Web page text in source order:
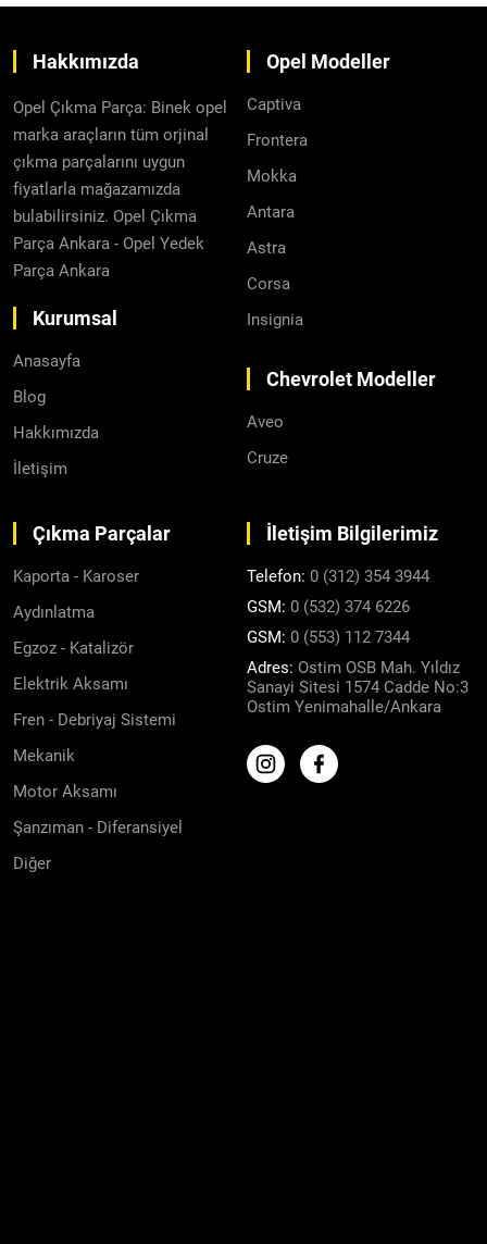
Hakkımızda
Opel Çıkma Parça: Binek opel
marka araçların tüm orjinal
çıkma parçalarını uygun
fiyatlarla mağazamızda
bulabilirsiniz. Opel Çıkma
Parça Ankara - Opel Yedek
Parça Ankara
Kurumsal
Anasayfa
Blog
Hakkımızda
İletişim
Opel Modeller
Captiva
Frontera
Mokka
Antara
Astra
Corsa
Insignia
Chevrolet Modeller
Aveo
Cruze
Çıkma Parçalar
Kaporta - Karoser
Aydınlatma
Egzoz - Katalizör
Elektrik Aksamı
Fren - Debriyaj Sistemi
Mekanik
Motor Aksamı
Şanzıman - Diferansiyel
Diğer
İletişim Bilgilerimiz
Telefon: 0 (312) 354 3944
GSM: 0 (532) 374 6226
GSM: 0 (553) 112 7344
Adres: Ostim OSB Mah. Yıldız
Sanayi Sitesi 1574 Cadde No:3
Ostim Yenimahalle/Ankara